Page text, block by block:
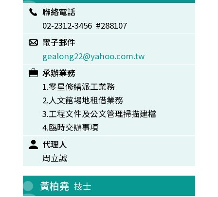
聯絡電話
02-2312-3456 #288107
電子郵件
gealong22@yahoo.com.tw
承辦業務
1.零星修繕派工業務
2.人文館場地租借業務
3.工程文件及公文管理掃描建檔
4.臨時交辦事項
代理人
周立誠
黃柏堯 技士